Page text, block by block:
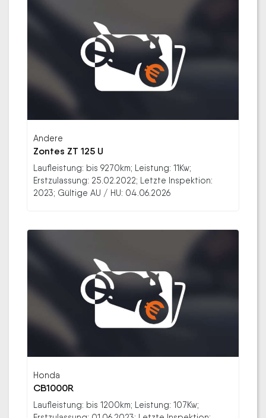
Andere
Zontes ZT 125 U
Laufleistung: bis 9270km; Leistung: 11Kw;
Erstzulassung: 25.02.2022; Letzte Inspektion:
2023; Gültige AU / HU: 04.06.2026
Honda
CB1000R
Laufleistung: bis 1200km; Leistung: 107Kw;